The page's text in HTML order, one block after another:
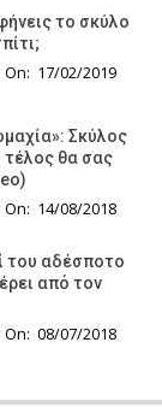
το σκύλο
On: 17/02/2019
Σκύλος
τέλος θα σας
On: 14/08/2018
του αδέσποτο
από τον
On: 08/07/2018